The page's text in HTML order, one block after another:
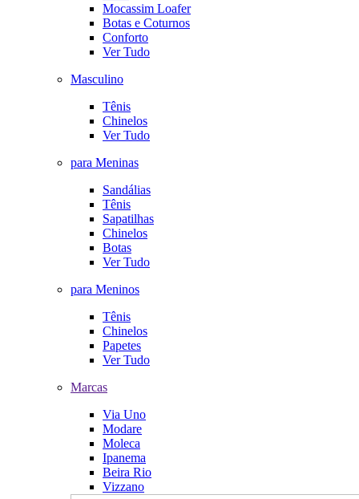
Mocassim Loafer
Botas e Coturnos
Conforto
Ver Tudo
Masculino
Tênis
Chinelos
Ver Tudo
para Meninas
Sandálias
Tênis
Sapatilhas
Chinelos
Botas
Ver Tudo
para Meninos
Tênis
Chinelos
Papetes
Ver Tudo
Marcas
Via Uno
Modare
Moleca
Ipanema
Beira Rio
Vizzano